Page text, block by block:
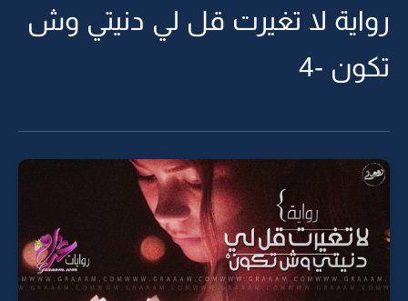
رواية لا تغيرت قل لي دنيتي وش
تكون -4